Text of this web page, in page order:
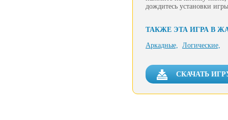
дождитесь установки
ТАКЖЕ ЭТА ИГРА В
Аркадные, Логические,
СКАЧАТЬ